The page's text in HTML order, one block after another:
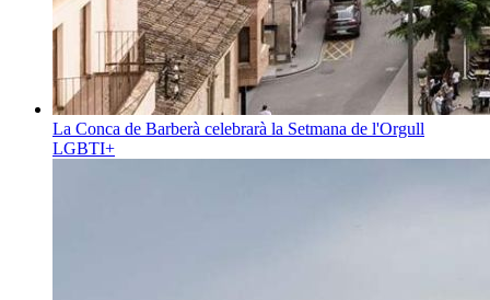
La Conca de Barberà celebrarà la Setmana de l'Orgull
LGBTI+